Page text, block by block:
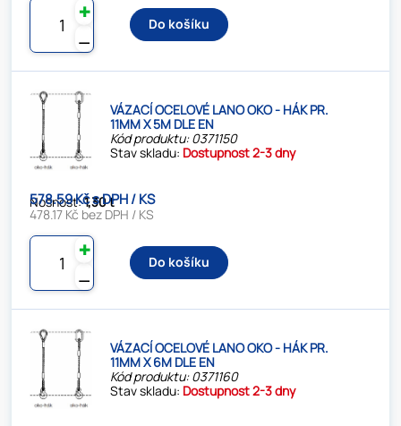
⚊
✚
Do košíku
VÁZACÍ OCELOVÉ LANO OKO - HÁK PR.
11MM X 5M DLE EN
Kód produktu: 0371150
Stav skladu: Dostupnost 2-3 dny
Nosnost:1,30 t
578.59 Kč s DPH / KS
478.17 Kč bez DPH / KS
⚊
✚
Do košíku
VÁZACÍ OCELOVÉ LANO OKO - HÁK PR.
11MM X 6M DLE EN
Kód produktu: 0371160
Stav skladu: Dostupnost 2-3 dny